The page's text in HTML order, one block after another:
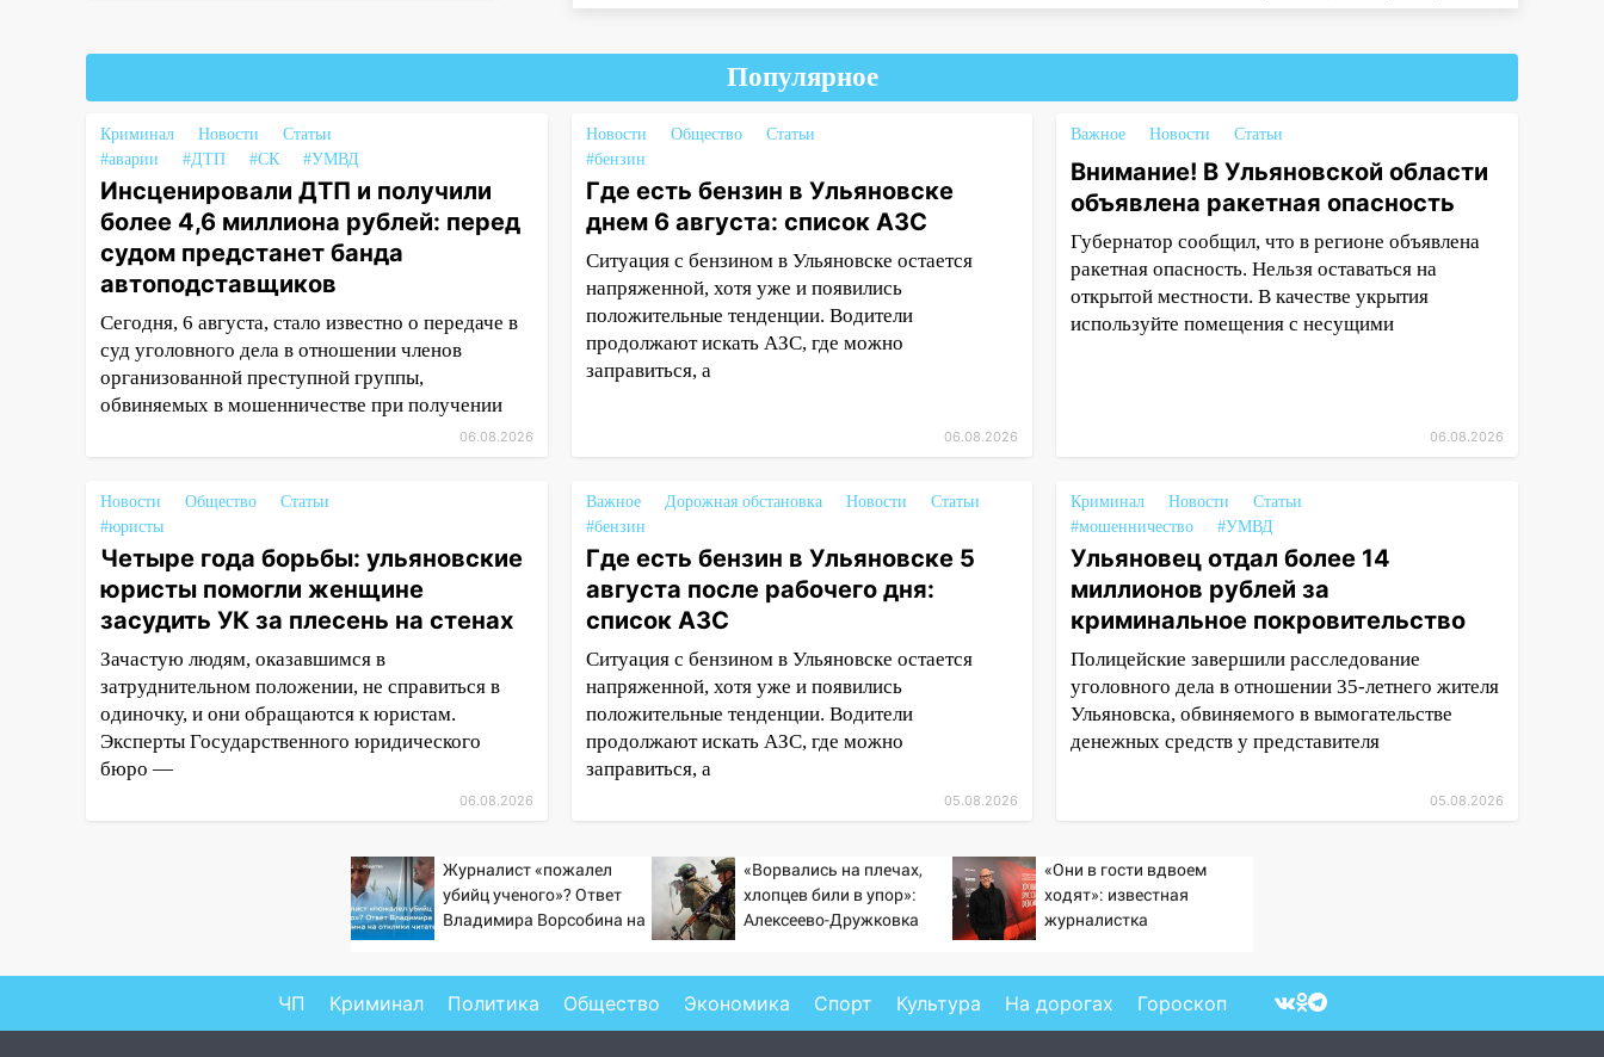
репутацию мужчины, которого
необоснованно обвиняли в
жестоком обращении с
животными
12:28 Миллион на «льготниках»:
в Ульяновской области
перевозчик провернул хитрую
схему с чужими проездными
12:10 Ульяновский алиментщик
накопил 120 тысяч долга
Снят режим «Ракетная
11:30
июля 2027 года импорт, выпуск
и обращение бензина Евро 2,
Евро 3, Евро 4
11:12
автомобиль врезался в забор
10:27 Где есть бензин в
Ульяновске днем 6 августа:
список АЗС
Внимание! В Ульяновской
В Старомайнском районе
утонул 51-летний мужчина
09:50 В Ульяновске черный
коршун застрял в тепловозе
Популярное
Криминал Новости
Статьи
#аварии
#ДТП #СК #УМВД
Инсценировали ДТП и получили
более 4,6 миллиона рублей: перед
судом предстанет банда
автоподставщиков
Сегодня, 6 августа, стало известно о передаче в
суд уголовного дела в отношении членов
организованной преступной группы,
обвиняемых в мошенничестве при получении
06.08.2026
Новости Общество
Статьи
#бензин
Где есть бензин в Ульяновске
днем 6 августа: список АЗС
Ситуация с бензином в Ульяновске остается
напряженной, хотя уже и появились
положительные тенденции. Водители
продолжают искать АЗС, где можно
заправиться, а
06.08.2026
Важное Новости Статьи
Внимание! В Ульяновской области
объявлена ракетная опасность
Губернатор сообщил, что в регионе объявлена
ракетная опасность. Нельзя оставаться на
открытой местности. В качестве укрытия
используйте помещения с несущими
06.08.2026
Новости Общество
Статьи
#юристы
Четыре года борьбы: ульяновские
юристы помогли женщине
засудить УК за плесень на стенах
Зачастую людям, оказавшимся в
затруднительном положении, не справиться в
одиночку, и они обращаются к юристам.
Эксперты Государственного юридического
бюро —
06.08.2026
Важное Дорожная обстановка Новости
Статьи
#бензин
Где есть бензин в Ульяновске 5
августа после рабочего дня:
список АЗС
Ситуация с бензином в Ульяновске остается
напряженной, хотя уже и появились
положительные тенденции. Водители
продолжают искать АЗС, где можно
заправиться, а
05.08.2026
Криминал Новости
Статьи
#мошенничество
#УМВД
Ульяновец отдал более 14
миллионов рублей за
криминальное покровительство
Полицейские завершили расследование
уголовного дела в отношении 35-летнего жителя
Ульяновска, обвиняемого в вымогательстве
денежных средств у представителя
05.08.2026
Журналист «пожалел
убийц ученого»? Ответ
Владимира Ворсобина на
«Ворвались на плечах,
хлопцев били в упор»:
Алексеево-Дружковка
«Они в гости вдвоем
ходят»: известная
журналистка
ЧП Криминал Политика Общество Экономика Спорт Культура На дорогах Гороскоп